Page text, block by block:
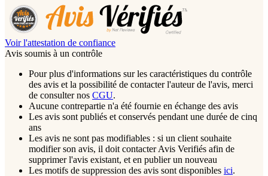
Voir l'attestation de confiance
Avis soumis à un contrôle
Pour plus d'informations sur les caractéristiques du contrôle
des avis et la possibilité de contacter l'auteur de l'avis, merci
de consulter nos CGU.
Aucune contrepartie n'a été fournie en échange des avis
Les avis sont publiés et conservés pendant une durée de cinq
ans
Les avis ne sont pas modifiables : si un client souhaite
modifier son avis, il doit contacter Avis Verifiés afin de
supprimer l'avis existant, et en publier un nouveau
Les motifs de suppression des avis sont disponibles ici.